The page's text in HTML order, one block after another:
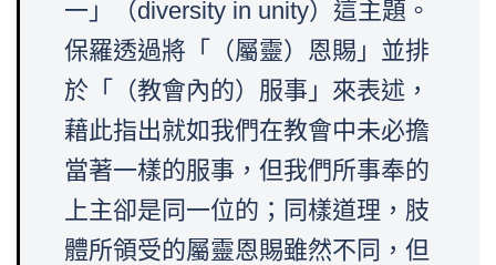
一」（diversity in unity）這主題。
保羅透過將「（屬靈）恩賜」並排
於「（教會內的）服事」來表述，
藉此指出就如我們在教會中未必擔
當著一樣的服事，但我們所事奉的
上主卻是同一位的；同樣道理，肢
體所領受的屬靈恩賜雖然不同，但